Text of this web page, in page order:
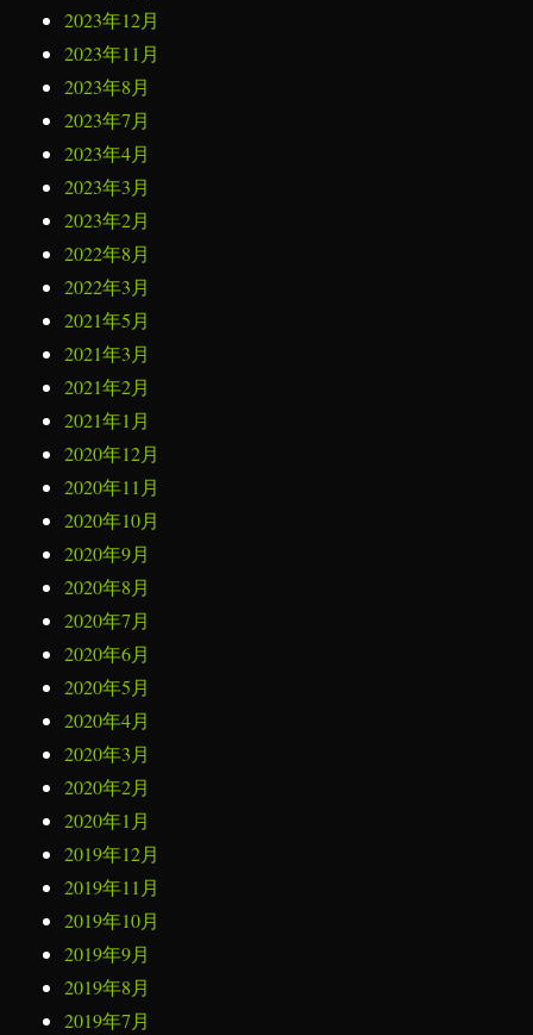
2023年12月
2023年11月
2023年8月
2023年7月
2023年4月
2023年3月
2023年2月
2022年8月
2022年3月
2021年5月
2021年3月
2021年2月
2021年1月
2020年12月
2020年11月
2020年10月
2020年9月
2020年8月
2020年7月
2020年6月
2020年5月
2020年4月
2020年3月
2020年2月
2020年1月
2019年12月
2019年11月
2019年10月
2019年9月
2019年8月
2019年7月